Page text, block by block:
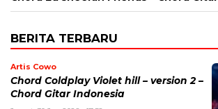
BERITA TERBARU
Artis Cowo
Chord Coldplay Violet hill – version 2 –
Chord Gitar Indonesia